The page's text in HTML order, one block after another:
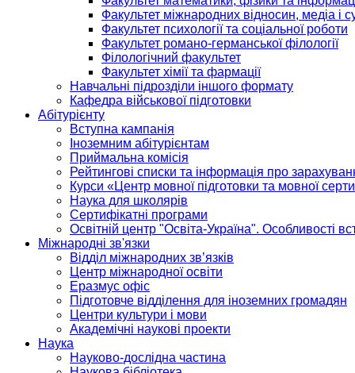
Факультет міжнародних відносин, медіа і
Факультет психології та соціальної роботи
Факультет романо-германської філології
Філологічний факультет
Факультет хімії та фармації
Навчальні підрозділи іншого формату
Кафедра військової підготовки
Абітурієнту
Вступна кампанія
Іноземним абітурієнтам
Приймальна комісія
Рейтингові списки та інформація про
Курси «Центр мовної підготовки та мовної
Наука для школярів
Сертифікатні програми
Освітній центр "Освіта-Україна". Особливості
Міжнародні зв'язки
Відділ міжнародних зв’язків
Центр міжнародної освіти
Еразмус офіс
Підготовче відділення для іноземних громадян
Центри культури і мови
Академічні наукові проекти
Наука
Науково-дослідна частина